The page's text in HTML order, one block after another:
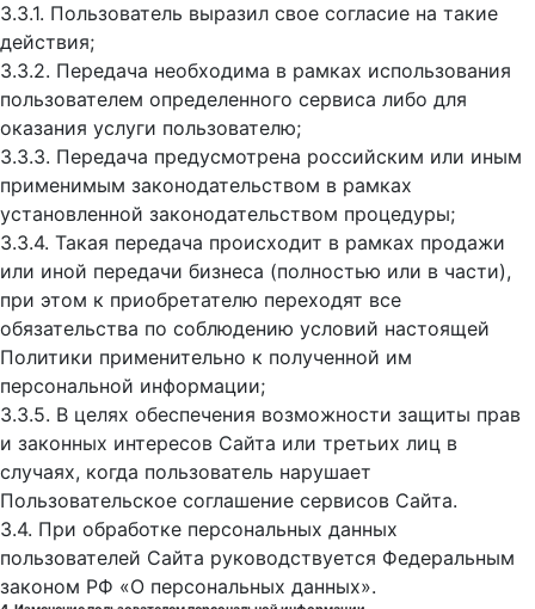
3.3.1. Пользователь выразил свое согласие на такие
действия;
3.3.2. Передача необходима в рамках использования
пользователем определенного сервиса либо для
оказания услуги пользователю;
3.3.3. Передача предусмотрена российским или иным
применимым законодательством в рамках
установленной законодательством процедуры;
3.3.4. Такая передача происходит в рамках продажи
или иной передачи бизнеса (полностью или в части),
при этом к приобретателю переходят все
обязательства по соблюдению условий настоящей
Политики применительно к полученной им
персональной информации;
3.3.5. В целях обеспечения возможности защиты прав
и законных интересов Сайта или третьих лиц в
случаях, когда пользователь нарушает
Пользовательское соглашение сервисов Сайта.
3.4. При обработке персональных данных
пользователей Сайта руководствуется Федеральным
законом РФ «О персональных данных».